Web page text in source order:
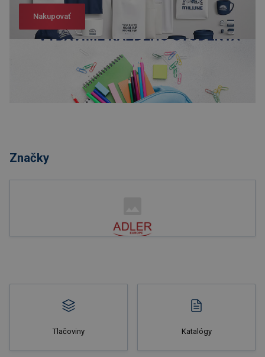
Nakupovať
Značky
Tlačoviny Katalógy